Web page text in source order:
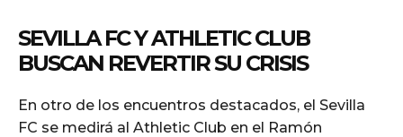
SEVILLA FC Y ATHLETIC CLUB
BUSCAN REVERTIR SU CRISIS
En otro de los encuentros destacados, el Sevilla
FC se medirá al Athletic Club en el Ramón